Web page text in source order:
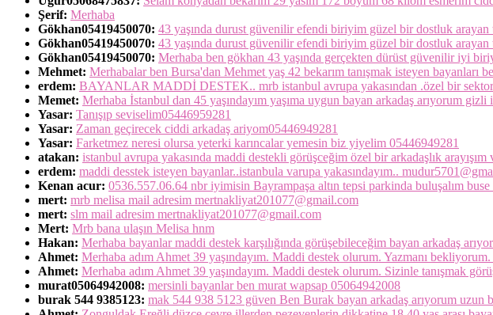
Şerif: Merhaba
Gökhan05419450070: 43 yaşında durust güvenilir efendi biriyim güzel bir dostluk arayan
Gökhan05419450070: 43 yaşında durust güvenilir efendi biriyim güzel bir dostluk arayan
Gökhan05419450070: Merhaba ben gökhan 43 yaşında gerçekten dürüst güvenilir iyi
Mehmet: Merhabalar ben Bursa'dan Mehmet yaş 42 bekarım tanışmak isteyen bayanları
erdem: BAYANLAR MADDİ DESTEK.. mrb istanbul avrupa yakasından .özel bir
Memet: Merhaba İstanbul dan 45 yaşındayım yaşıma uygun bayan arkadaş arıyorum gizli
Yasar: Tanışıp seviselim05446959281
Yasar: Zaman geçirecek ciddi arkadaş ariyom05446949281
Yasar: Farketmez neresi olursa yeterki karıncalar yemesin biz yiyelim 05446949281
atakan: istanbul avrupa yakasında maddi destekli görüşceğim özel bir arkadaşlık
erdem: maddi desstek isteyen bayanlar..istanbula varupa yakasındayım..
Kenan acur: 0536.557.06.64 nbr iyimisin Bayrampaşa altın tepsi parkinda buluşalım
mert: mrb melisa mail adresim mertnakliyat201077@gmail.com
mert: slm mail adresim mertnakliyat201077@gmail.com
Mert: Mrb bana ulaşın Melisa hnm
Hakan: Merhaba bayanlar maddi destek karşılığında görüşebileceğim bayan arkadaş
Ahmet: Merhaba adım Ahmet 39 yaşındayım. Maddi destek olurum. Yazmanı
Ahmet: Merhaba adım Ahmet 39 yaşındayım. Maddi destek olurum. Sizinle tanışmak
murat05064942008: mersinli bayanlar ben murat wapsap 05064942008
burak 544 9385123: mak 544 938 5123 güven Ben Burak bayan arkadaş arıyorum uzun